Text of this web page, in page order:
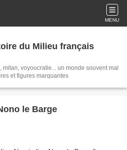
MENU
du Milieu français
voyoucratie... un monde souvent mal
et figures marquantes
le Barge